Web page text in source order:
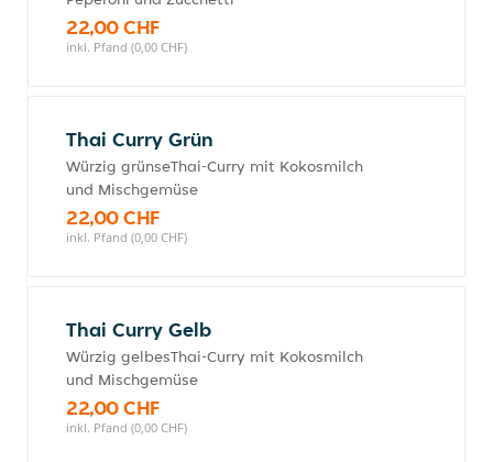
22,00 CHF
inkl. Pfand (0,00 CHF)
Thai Curry Grün
Würzig grünseThai-Curry mit Kokosmilch
und Mischgemüse
22,00 CHF
inkl. Pfand (0,00 CHF)
Thai Curry Gelb
Würzig gelbesThai-Curry mit Kokosmilch
und Mischgemüse
22,00 CHF
inkl. Pfand (0,00 CHF)